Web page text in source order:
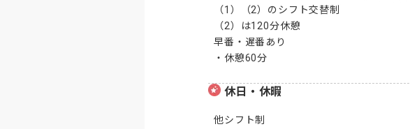
（1）（2）のシフト交替制
（2）は120分休憩
早番・遅番あり
・休憩60分
休日・休暇
他シフト制